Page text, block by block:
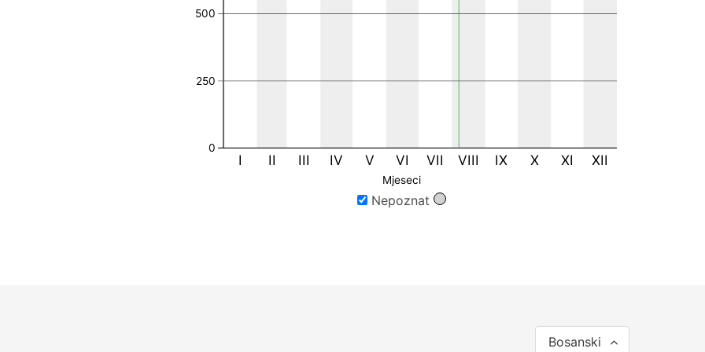
I II III IV V VI VII VIII IX X XI XII
Mjeseci
0
250
500
Nepoznat
Bosanski